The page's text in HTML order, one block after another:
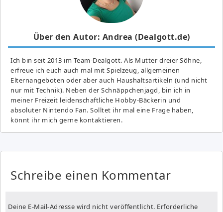
Über den Autor: Andrea (Dealgott.de)
Ich bin seit 2013 im Team-Dealgott. Als Mutter dreier Söhne,
erfreue ich euch auch mal mit Spielzeug, allgemeinen
Elternangeboten oder aber auch Haushaltsartikeln (und nicht
nur mit Technik). Neben der Schnäppchenjagd, bin ich in
meiner Freizeit leidenschaftliche Hobby-Bäckerin und
absoluter Nintendo Fan. Solltet ihr mal eine Frage haben,
könnt ihr mich gerne kontaktieren.
Schreibe einen Kommentar
Deine E-Mail-Adresse wird nicht veröffentlicht. Erforderliche